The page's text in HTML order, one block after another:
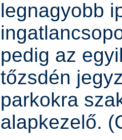
legnagyobb
pedig az
tőzsdén
parkokra
alapkezelő.